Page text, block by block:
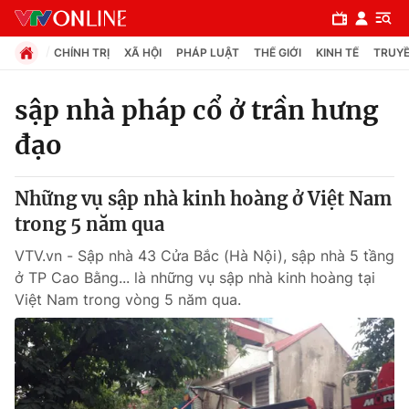
Chuyên mục
Chính trị
Xã hội
Pháp luật
Y tế
Thế giới
CHÍNH TRỊ XÃ HỘI PHÁP LUẬT THẾ GIỚI KINH TẾ
sập nhà pháp cổ ở trần hưng
đạo
Những vụ sập nhà kinh hoàng ở Việt Nam
trong 5 năm qua
VTV.vn - Sập nhà 43 Cửa Bắc (Hà Nội), sập nhà 5 tầng
ở TP Cao Bằng... là những vụ sập nhà kinh hoàng tại
Việt Nam trong vòng 5 năm qua.